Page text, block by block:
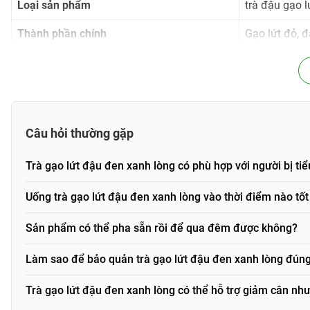
Loại sản phẩm trà đậu gạo
Thành phần chính Gạo lứt đỏ,
Thành phần và công dụng
đen xanh lòng hay còn gọi là xích tiểu đậu. Các nguyên
Gạo lứt đỏ: chứa nhiều chất xơ, vitamin nhóm B,
khỏe.
Công dụng nổi bật
Câu hỏi thường gặp
Trà gạo lứt đậu đen xanh lòng có phù hợp với người bị
Uống trà gạo lứt đậu đen xanh lòng vào thời điểm nào
Sản phẩm có thể pha sẵn rồi để qua đêm được không?
Làm sao để bảo quản trà gạo lứt đậu đen xanh lòng
Trà gạo lứt đậu đen xanh lòng có thể hỗ trợ giảm cân